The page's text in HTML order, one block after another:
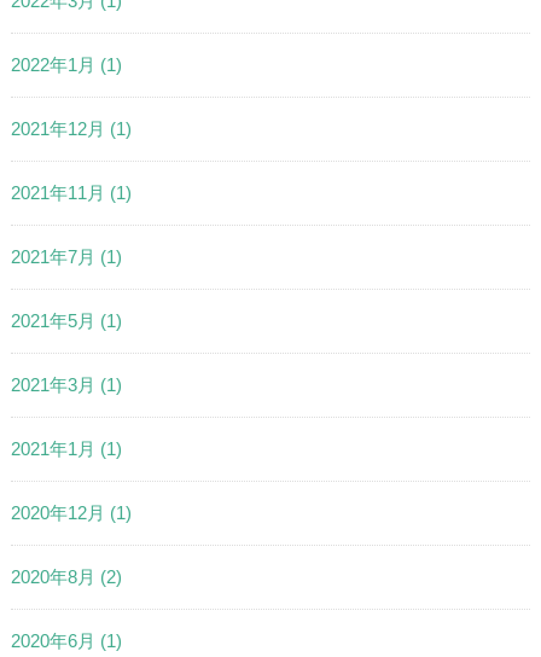
2022年1月 (1)
2021年12月 (1)
2021年11月 (1)
2021年7月 (1)
2021年5月 (1)
2021年3月 (1)
2021年1月 (1)
2020年12月 (1)
2020年8月 (2)
2020年6月 (1)